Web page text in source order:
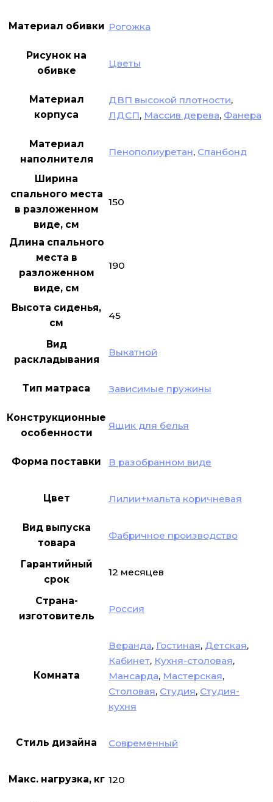
Материал обивки Рогожка
Рисунок на
обивке
Цветы
Материал
корпуса
ДВП высокой плотности,
ЛДСП, Массив дерева, Фанера
Материал
наполнителя
Пенополиуретан, Спанбонд
Ширина
спального места
в разложенном
виде, см
150
Длина спального
места в
разложенном
виде, см
190
Высота сиденья,
см
45
Вид
раскладывания
Выкатной
Тип матраса Зависимые пружины
Конструкционные
особенности
Ящик для белья
Форма поставки В разобранном виде
Цвет Лилии+мальта коричневая
Вид выпуска
товара
Фабричное производство
Гарантийный
срок
12 месяцев
Страна-
изготовитель
Россия
Комната
Веранда, Гостиная, Детская,
Кабинет, Кухня-столовая,
Мансарда, Мастерская,
Столовая, Студия, Студия-
кухня
Стиль дизайна Современный
Макс. нагрузка, кг 120